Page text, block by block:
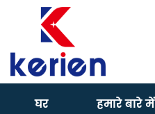
घर हमारे बारे में